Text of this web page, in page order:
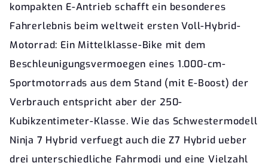
kompakten E-Antrieb schafft ein besonderes
Fahrerlebnis beim weltweit ersten Voll-Hybrid-
Motorrad: Ein Mittelklasse-Bike mit dem
Beschleunigungsvermoegen eines 1.000-cm-
Sportmotorrads aus dem Stand (mit E-Boost) der
Verbrauch entspricht aber der 250-
Kubikzentimeter-Klasse. Wie das Schwestermodell
Ninja 7 Hybrid verfuegt auch die Z7 Hybrid ueber
drei unterschiedliche Fahrmodi und eine Vielzahl